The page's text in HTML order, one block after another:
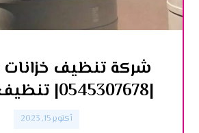
شركة تنظيف
|0545307678| تنظيف وتعقيم
أكتوبر 15, 2023